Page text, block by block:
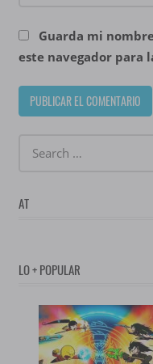
Guarda mi
este navegador para
AT
LO + POPULAR